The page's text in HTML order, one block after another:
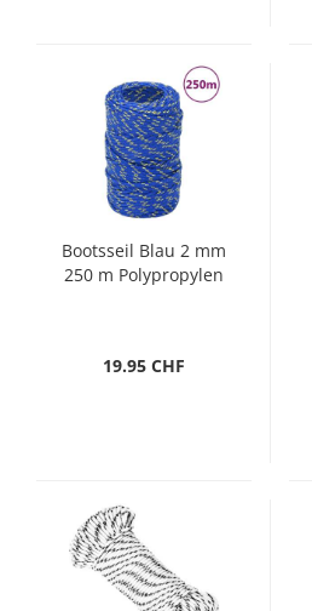
Bootsseil Blau 2 mm
250 m Polypropylen
19.95 CHF